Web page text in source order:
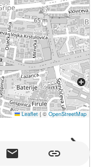
Leaflet |© OpenStreetMap